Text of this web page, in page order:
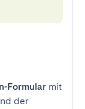
Formular mit
der